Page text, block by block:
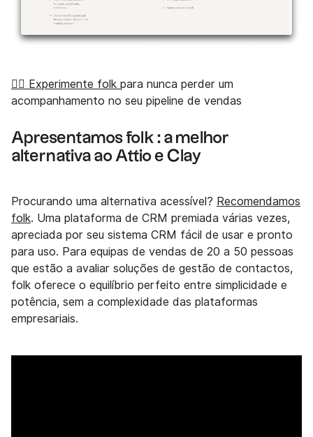
👉🏼 Experimente folk para nunca perder um
acompanhamento no seu pipeline de vendas
Apresentamos folk : a melhor
alternativa ao Attio e Clay
Procurando uma alternativa acessível? Recomendamos
folk. Uma plataforma de CRM premiada várias vezes,
apreciada por seu sistema CRM fácil de usar e pronto
para uso. Para equipas de vendas de 20 a 50 pessoas
que estão a avaliar soluções de gestão de contactos,
folk oferece o equilíbrio perfeito entre simplicidade e
potência, sem a complexidade das plataformas
empresariais.